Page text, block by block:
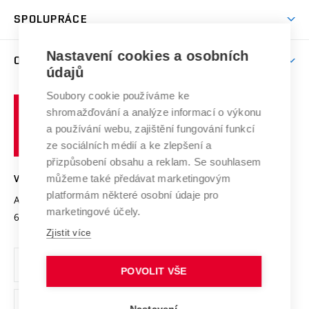
Celoživotní vzdělávání
E-přihláška
Harmonogram akademického roku
Závěrečné práce
Doktorské studium
Zpracování osobních údajů studentů
Sociální bezpečí
Studium bez bariér
Podpora podnikání
Mezinárodní vědecká rada
Systém zajišťování kvality výzkumu
Výzkumné infrastruktury
Transfer znalostí
Open Science
Projekty
Projekty ze strukturálních fondů
Specifický výzkum
SPOLUPRÁCE
Firemní spolupráce
Zahraniční spolupráce
Spolupráce se školami
Mezinárodní dohody
Univerzitní sítě
O UNIVERZITĚ
Profil univerzity
Udržitelná univerzita
Podnikavá univerzita / ContriBUTe
Bezpečná univerzita
Vyznamenání
Organizační struktura
Ochrana osobních údajů
učení
technické
Brně
VYSOKÉ UČENÍ TECHNICKÉ V BRNĚ
Antonínská 548/1
602 00 Brno
www.vut.cz
vut@vutbr.cz
Nastavení cookies a osobních
údajů
Soubory cookie používáme ke
shromažďování a analýze informací o výkonu
a používání webu, zajištění fungování funkcí
ze sociálních médií a ke zlepšení a
přizpůsobení obsahu a reklam. Se souhlasem
můžeme také předávat marketingovým
platformám některé osobní údaje pro
marketingové účely.
Zjistit více
POVOLIT VŠE